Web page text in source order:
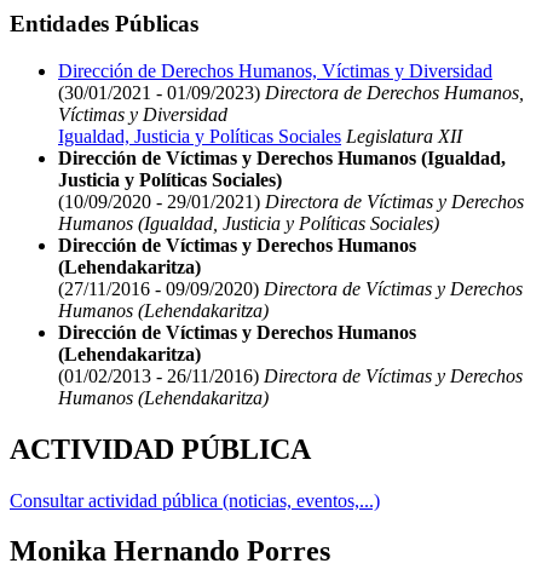
Entidades Públicas
Dirección de Derechos Humanos, Víctimas y Diversidad
(30/01/2021 - 01/09/2023) Directora de Derechos Humanos,
Víctimas y Diversidad
Igualdad, Justicia y Políticas Sociales Legislatura XII
Dirección de Víctimas y Derechos Humanos (Igualdad,
Justicia y Políticas Sociales)
(10/09/2020 - 29/01/2021) Directora de Víctimas y Derechos
Humanos (Igualdad, Justicia y Políticas Sociales)
Dirección de Víctimas y Derechos Humanos
(Lehendakaritza)
(27/11/2016 - 09/09/2020) Directora de Víctimas y Derechos
Humanos (Lehendakaritza)
Dirección de Víctimas y Derechos Humanos
(Lehendakaritza)
(01/02/2013 - 26/11/2016) Directora de Víctimas y Derechos
Humanos (Lehendakaritza)
ACTIVIDAD PÚBLICA
Consultar actividad pública (noticias, eventos,...)
Monika Hernando Porres